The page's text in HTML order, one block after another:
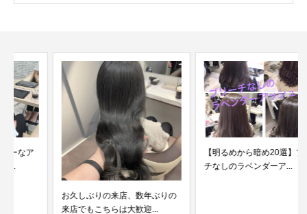
お久しぶりの来店、数年ぶりの
来店でもこちらは大歓迎...
【明るめから暗め20選】ブリー
チなしのラベンダーア...